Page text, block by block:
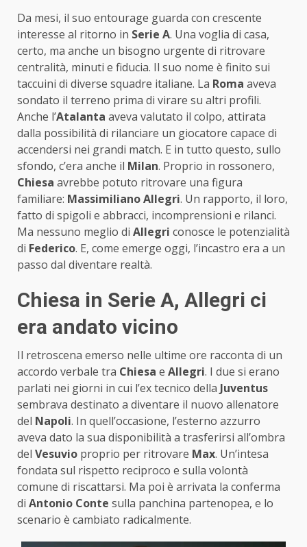
Da mesi, il suo entourage guarda con crescente
interesse al ritorno in Serie A. Una voglia di casa,
certo, ma anche un bisogno urgente di ritrovare
centralità, minuti e fiducia. Il suo nome è finito sui
taccuini di diverse squadre italiane. La Roma aveva
sondato il terreno prima di virare su altri profili.
Anche l’Atalanta aveva valutato il colpo, attirata
dalla possibilità di rilanciare un giocatore capace di
accendersi nei grandi match. E in tutto questo, sullo
sfondo, c’era anche il Milan. Proprio in rossonero,
Chiesa avrebbe potuto ritrovare una figura
familiare: Massimiliano Allegri. Un rapporto, il loro,
fatto di spigoli e abbracci, incomprensioni e rilanci.
Ma nessuno meglio di Allegri conosce le potenzialità
di Federico. E, come emerge oggi, l’incastro era a un
passo dal diventare realtà.
Chiesa in Serie A, Allegri ci
era andato vicino
Il retroscena emerso nelle ultime ore racconta di un
accordo verbale tra Chiesa e Allegri. I due si erano
parlati nei giorni in cui l’ex tecnico della Juventus
sembrava destinato a diventare il nuovo allenatore
del Napoli. In quell’occasione, l’esterno azzurro
aveva dato la sua disponibilità a trasferirsi all’ombra
del Vesuvio proprio per ritrovare Max. Un’intesa
fondata sul rispetto reciproco e sulla volontà
comune di riscattarsi. Ma poi è arrivata la conferma
di Antonio Conte sulla panchina partenopea, e lo
scenario è cambiato radicalmente.